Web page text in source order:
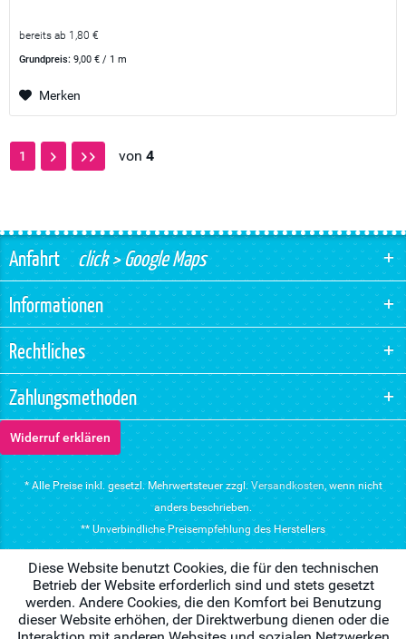
bereits ab 1,80 €
Grundpreis:9,00 € / 1 m
Merken
1 von 4
Anfahrtclick > Google Maps
Informationen
Rechtliches
Zahlungsmethoden
Widerruf erklären
* Alle Preise inkl. gesetzl. Mehrwertsteuer zzgl. Versandkosten, wenn nicht
anders beschrieben.
** Unverbindliche Preisempfehlung des Herstellers
Diese Website benutzt Cookies, die für den technischen
Betrieb der Website erforderlich sind und stets gesetzt
werden. Andere Cookies, die den Komfort bei Benutzung
dieser Website erhöhen, der Direktwerbung dienen oder die